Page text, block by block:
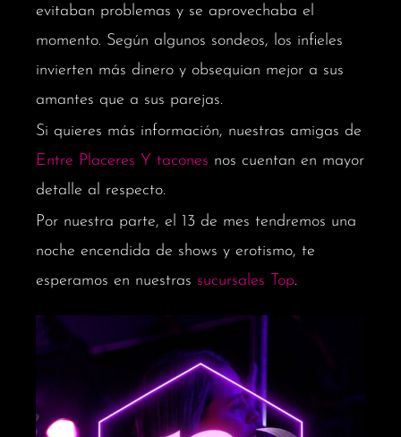
evitaban problemas y se aprovechaba el
momento. Según algunos sondeos, los infieles
invierten más dinero y obsequian mejor a sus
amantes que a sus parejas.
Si quieres más información, nuestras amigas de
Entre Placeres Y tacones nos cuentan en mayor
detalle al respecto.
Por nuestra parte, el 13 de mes tendremos una
noche encendida de shows y erotismo, te
esperamos en nuestras sucursales Top.